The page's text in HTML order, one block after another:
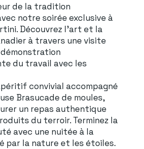
de la tradition
notre soirée exclusive à
Découvrez l'art et la
à travers une visite
du travail avec les
convivial accompagné
Brasucade de moules,
un repas authentique
du terroir. Terminez la
avec une nuitée à la
par la nature et les étoiles.